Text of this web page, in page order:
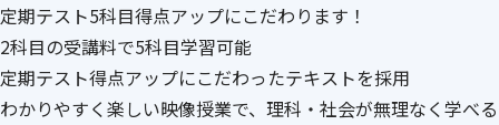
定期テスト5科目得点アップにこだわります！
2科目の受講料で5科目学習可能
定期テスト得点アップにこだわったテキストを採用
わかりやすく楽しい映像授業で、理科・社会が無理なく学べる